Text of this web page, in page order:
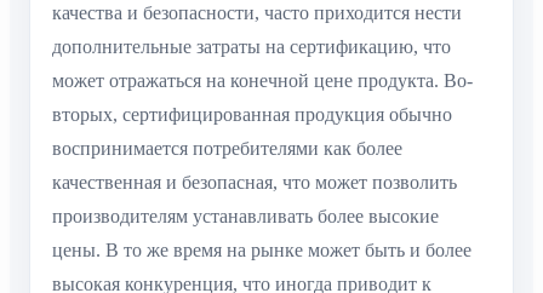
качества и безопасности, часто приходится нести
дополнительные затраты на сертификацию, что
может отражаться на конечной цене продукта. Во-
вторых, сертифицированная продукция обычно
воспринимается потребителями как более
качественная и безопасная, что может позволить
производителям устанавливать более высокие
цены. В то же время на рынке может быть и более
высокая конкуренция, что иногда приводит к